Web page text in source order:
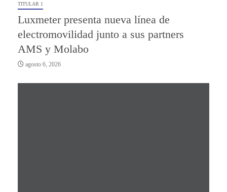
TITULAR 1
Luxmeter presenta nueva línea de
electromovilidad junto a sus partners
AMS y Molabo
agosto 6, 2026